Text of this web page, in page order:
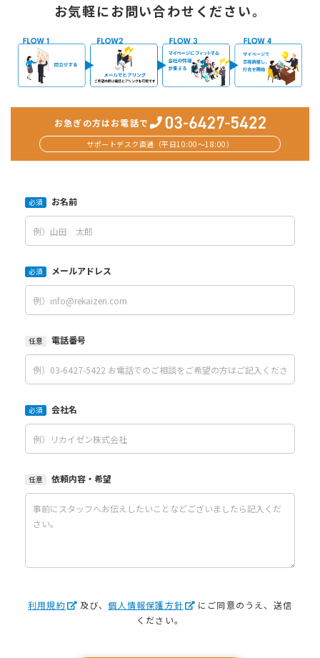
お気軽にお問い合わせください。
お急ぎの方はお電話で
サポートデスク直通（平日10:00〜18:00）
必須 お名前
必須 メールアドレス
任意 電話番号
必須 会社名
任意 依頼内容・希望
利用規約 及び、個人情報保護方針
にご同意のうえ、送信
ください。